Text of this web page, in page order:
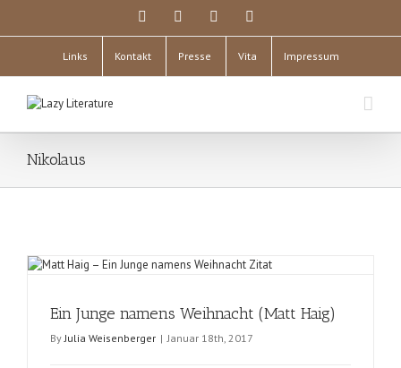
Links Kontakt Presse Vita Impressum
Nikolaus
Ein Junge namens Weihnacht (Matt Haig)
ByJulia Weisenberger | Januar 18th, 2017